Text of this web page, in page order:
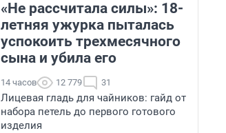
«Не рассчитала силы»: 18-
летняя ужурка пыталась
успокоить трехмесячного
сына и убила его
14 часов 12 779 31
Лицевая гладь для чайников: гайд от
набора петель до первого готового
изделия